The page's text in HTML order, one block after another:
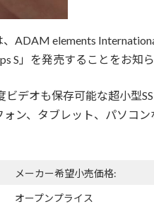
ADAM elements
S」を発売することをお知ら
デオも保存可能な超小型
ン、タブレット、パソコ
メーカー希望小売価格:
オープンプライス